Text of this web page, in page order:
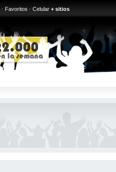
· Favoritos · Celular + sitios